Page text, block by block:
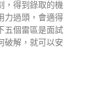
，得到錄取的機
力過頭，會適得
五個雷區是面試
破解，就可以安